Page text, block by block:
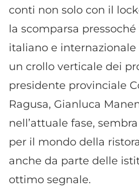
conti non solo con il
la scomparsa
italiano e internazionale
un crollo verticale dei
presidente provinciale
Ragusa, Gianluca
nell’attuale fase,
per il mondo della
anche da parte delle
ottimo segnale.